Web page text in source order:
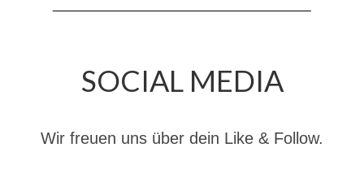
Dienstplan
SOCIAL MEDIA
Wir freuen uns über dein Like & Follow.